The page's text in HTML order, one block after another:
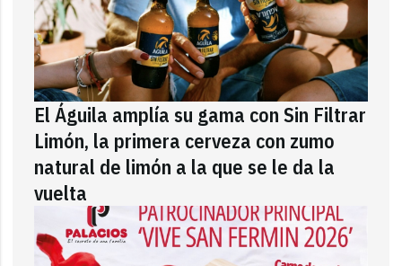
El Águila amplía su gama con Sin Filtrar
Limón, la primera cerveza con zumo
natural de limón a la que se le da la
vuelta